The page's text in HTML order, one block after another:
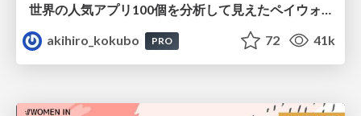
世界の人気アプリ100個を分析して見えたペイウォール設計の心得
akihiro_kokubo
PRO 72 41k